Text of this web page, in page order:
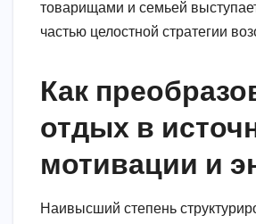
товарищами и семьей
частью целостной стратегии
Как
отдых в
мотивации и
Наивысший степень